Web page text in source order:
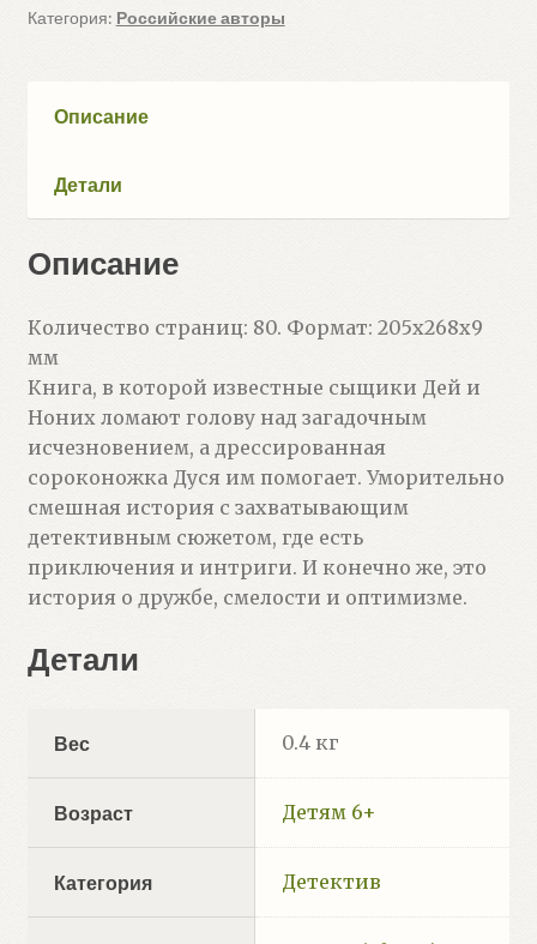
Тайна
(Лисаченко
Категория: Российские авторы
Описание
Детали
Описание
Количество страниц: 80. Формат: 205x268x9
мм
Книга, в которой известные сыщики Дей и
Ноних ломают голову над загадочным
исчезновением, а дрессированная
сороконожка Дуся им помогает. Уморительно
смешная история с захватывающим
детективным сюжетом, где есть
приключения и интриги. И конечно же, это
история о дружбе, смелости и оптимизме.
Детали
Вес 0.4 кг
Возраст Детям 6+
Категория Детектив